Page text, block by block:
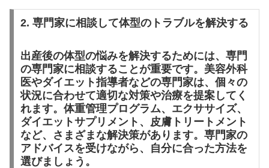
2. 専門家に相談して体型のトラブルを解決する
出産後の体型の悩みを解決するためには、専門
の専門家に相談することが重要です。美容外科
医やダイエット指導者などの専門家は、個々の
状況に合わせて適切な対策や治療を提案してく
れます。体重管理プログラム、エクササイズ、
ダイエットサプリメント、皮膚トリートメント
など、さまざまな解決策があります。専門家の
アドバイスを受けながら、自分に合った方法を
選びましょう。